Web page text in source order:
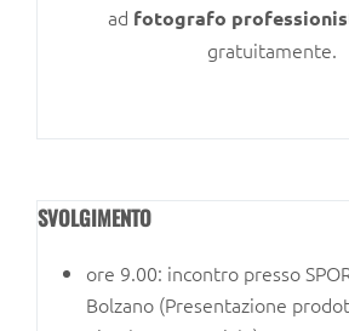
ad fotografo
gratuitamente.
SVOLGIMENTO
ore 9.00: incontro presso
Bolzano (Presentazione